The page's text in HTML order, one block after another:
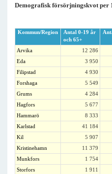
Demografisk försörjningskvot per
Kommun/Region
Antal 0-19 år
och 65+
Arvika 12 286
Eda
3 950
Filipstad
4 930
Forshaga
5 549
Grums
4 284
Hagfors
5 677
Hammarö
8 333
Karlstad
41 184
Kil
5 907
Kristinehamn
11 379
Munkfors
1 754
Storfors
1 911